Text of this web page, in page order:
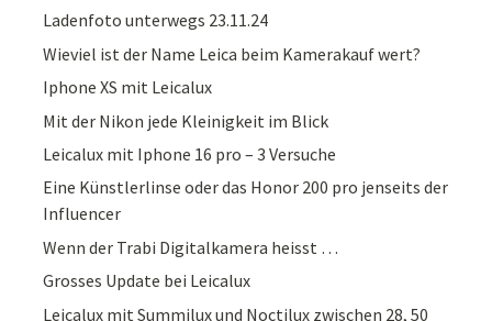
Ladenfoto unterwegs 23.11.24
Wieviel ist der Name Leica beim Kamerakauf wert?
Iphone XS mit Leicalux
Mit der Nikon jede Kleinigkeit im Blick
Leicalux mit Iphone 16 pro – 3 Versuche
Eine Künstlerlinse oder das Honor 200 pro jenseits der
Influencer
Wenn der Trabi Digitalkamera heisst …
Grosses Update bei Leicalux
Leicalux mit Summilux und Noctilux zwischen 28, 50